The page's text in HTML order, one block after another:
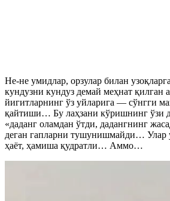
Не-не умидлар, орзулар билан
кундузни кундуз демай меҳнат қилган
йигитларнинг ўз уйларига — сўнгги
қайтиши… Бу лаҳзани кўришнинг ўзи
«даданг оламдан ўтди, дадангнинг
деган гапларни тушунишмайди… Улар
ҳаёт, ҳамиша қудратли… Аммо…